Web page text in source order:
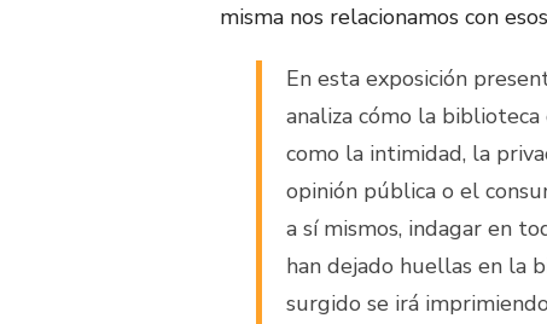
misma nos relacionamos con
En esta exposición
analiza cómo la
como la intimidad, la
opinión pública o el
a sí mismos, indagar en
han dejado huellas en la
surgido se irá